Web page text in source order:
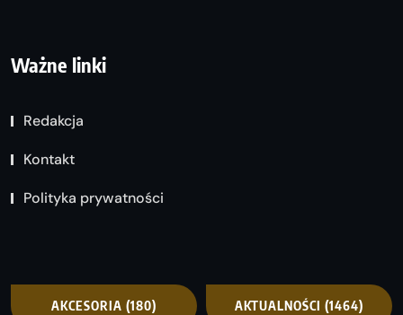
Ważne linki
Redakcja
Kontakt
Polityka prywatności
AKCESORIA (180) AKTUALNOŚCI (1464)